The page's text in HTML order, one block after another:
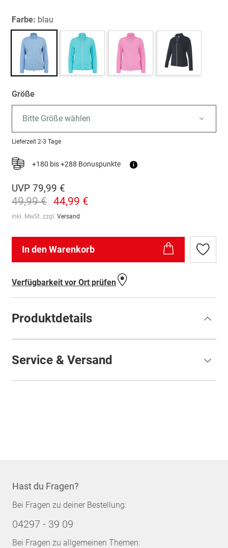
Farbe: blau
Größe
Bitte Größe wählen
Lieferzeit 2-3 Tage
+180 bis +288 Bonuspunkte i
UVP 79,99 €
49,99 € 44,99 €
inkl. MwSt. zzgl. Versand
In den Warenkorb
Zur
Verfügbarkeit vor Ort prüfen
Produktdetails
Service & Versand
Hast du Fragen?
Bei Fragen zu deiner Bestellung:
04297 - 39 09
Bei Fragen zu allgemeinen Themen: